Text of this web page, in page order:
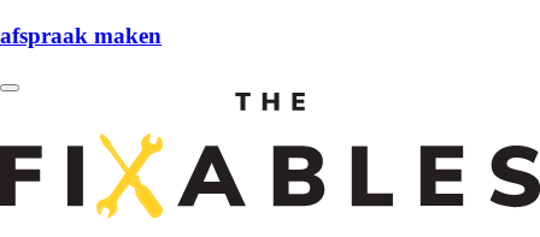
afspraak maken